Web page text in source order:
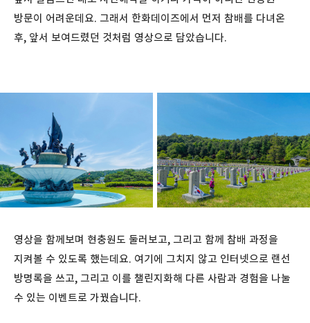
방문이 어려운데요. 그래서 한화데이즈에서 먼저 참배를 다녀온
후, 앞서 보여드렸던 것처럼 영상으로 담았습니다.
영상을 함께보며 현충원도 둘러보고, 그리고 함께 참배 과정을
지켜볼 수 있도록 했는데요. 여기에 그치지 않고 인터넷으로 랜선
방명록을 쓰고, 그리고 이를 챌린지화해 다른 사람과 경험을 나눌
수 있는 이벤트로 가꿨습니다.